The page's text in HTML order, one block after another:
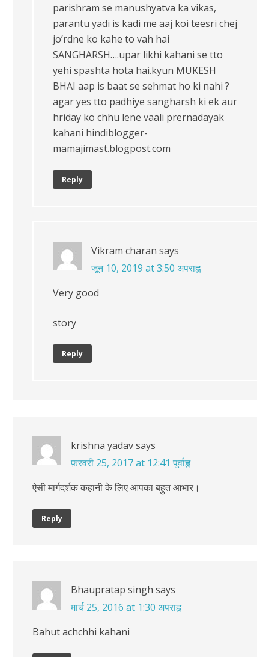
parishram se manushyatva ka vikas,
parantu yadi is kadi me aaj koi teesri chej
jo’rdne ko kahe to vah hai
SANGHARSH….upar likhi kahani se tto
yehi spashta hota hai.kyun MUKESH
BHAI aap is baat se sehmat ho ki nahi ?
agar yes tto padhiye sangharsh ki ek aur
hriday ko chhu lene vaali prernadayak
kahani hindiblogger-
mamajimast.blogpost.com
Reply
Vikram charan says
जून 10, 2019 at 3:50 अपराह्न
Very good
story
Reply
krishna yadavsays
फ़रवरी 25, 2017 at 12:41 पूर्वाह्न
ऐसी मार्गदर्शक कहानी के लिए आपका बहुत आभार।
Reply
Bhaupratap singh says
मार्च 25, 2016 at 1:30 अपराह्न
Bahut achchhi kahani